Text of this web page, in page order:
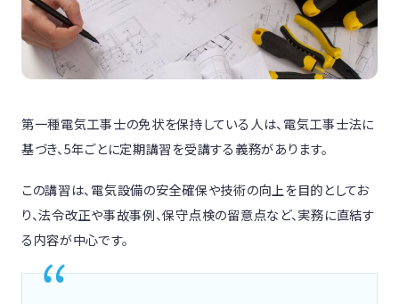
第一種電気工事士の免状を保持している人は、電気工事士法に
基づき、5年ごとに定期講習を受講する義務があります。
この講習は、電気設備の安全確保や技術の向上を目的としてお
り、法令改正や事故事例、保守点検の留意点など、実務に直結す
る内容が中心です。